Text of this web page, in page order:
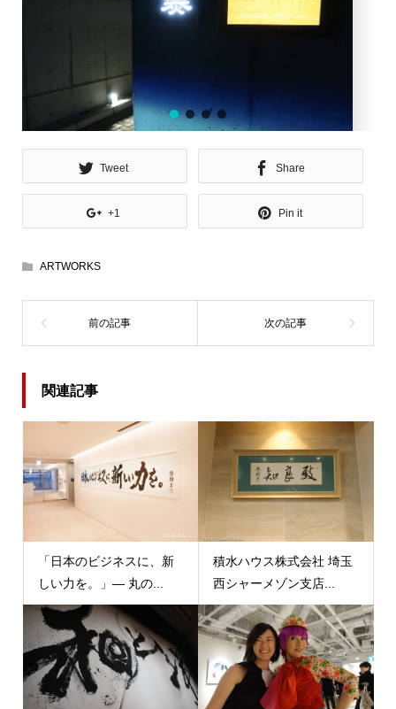
Tweet Share
+1 Pin it
ARTWORKS
関連記事
「日本のビジネスに、新
しい力を。」― 丸の...
積水ハウス株式会社 埼玉
西シャーメゾン支店...